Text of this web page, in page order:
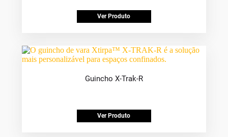
Ver Produto
Guincho X-Trak-R
Ver Produto